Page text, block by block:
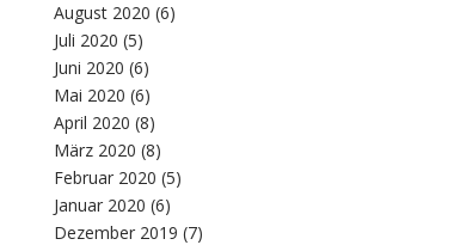
August 2020 (6)
Juli 2020 (5)
Juni 2020 (6)
Mai 2020 (6)
April 2020 (8)
März 2020 (8)
Februar 2020 (5)
Januar 2020 (6)
Dezember 2019 (7)